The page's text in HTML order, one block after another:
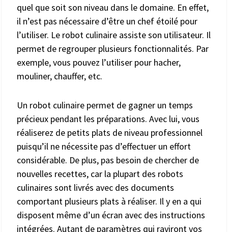
quel que soit son niveau dans le domaine. En effet,
il n’est pas nécessaire d’être un chef étoilé pour
l’utiliser. Le robot culinaire assiste son utilisateur. Il
permet de regrouper plusieurs fonctionnalités. Par
exemple, vous pouvez l’utiliser pour hacher,
mouliner, chauffer, etc.
Un robot culinaire permet de gagner un temps
précieux pendant les préparations. Avec lui, vous
réaliserez de petits plats de niveau professionnel
puisqu’il ne nécessite pas d’effectuer un effort
considérable. De plus, pas besoin de chercher de
nouvelles recettes, car la plupart des robots
culinaires sont livrés avec des documents
comportant plusieurs plats à réaliser. Il y en a qui
disposent même d’un écran avec des instructions
intégrées. Autant de paramètres qui raviront vos